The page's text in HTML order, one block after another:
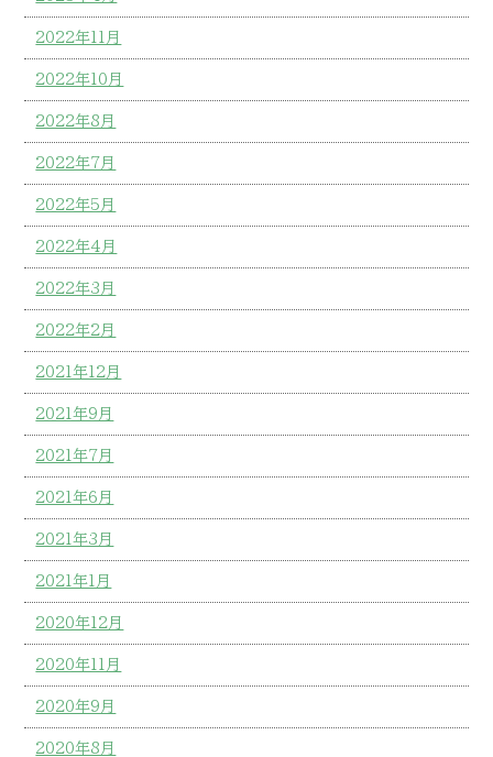
2022年11月
2022年10月
2022年8月
2022年7月
2022年5月
2022年4月
2022年3月
2022年2月
2021年12月
2021年9月
2021年7月
2021年6月
2021年3月
2021年1月
2020年12月
2020年11月
2020年9月
2020年8月